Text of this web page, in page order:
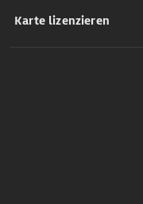
Karte lizenzieren